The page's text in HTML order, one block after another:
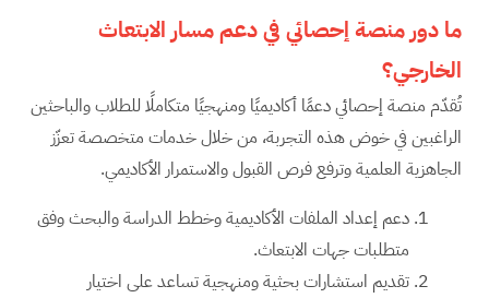
ما دور منصة إحصائي في دعم مسار الابتعاث
الخارجي؟
تُقدّم منصة إحصائي دعمًا أكاديميًا ومنهجيًا متكاملًا للطلاب والباحثين
الراغبين في خوض هذه التجربة، من خلال خدمات متخصصة تعزّز
الجاهزية العلمية وترفع فرص القبول والاستمرار الأكاديمي.
دعم إعداد الملفات الأكاديمية وخطط الدراسة والبحث وفق
متطلبات جهات الابتعاث.
تقديم استشارات بحثية ومنهجية تساعد على اختيار